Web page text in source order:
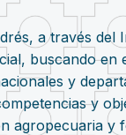
a través
buscando
y
y
agropecuaria y